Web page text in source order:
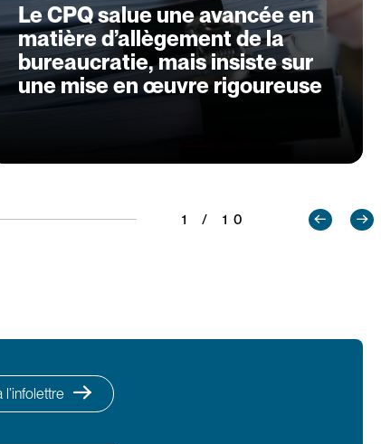
Le CPQ salue une avancée en
matière d’allègement de la
bureaucratie, mais insiste sur
une mise en œuvre rigoureuse
1 / 10
l’infolettre